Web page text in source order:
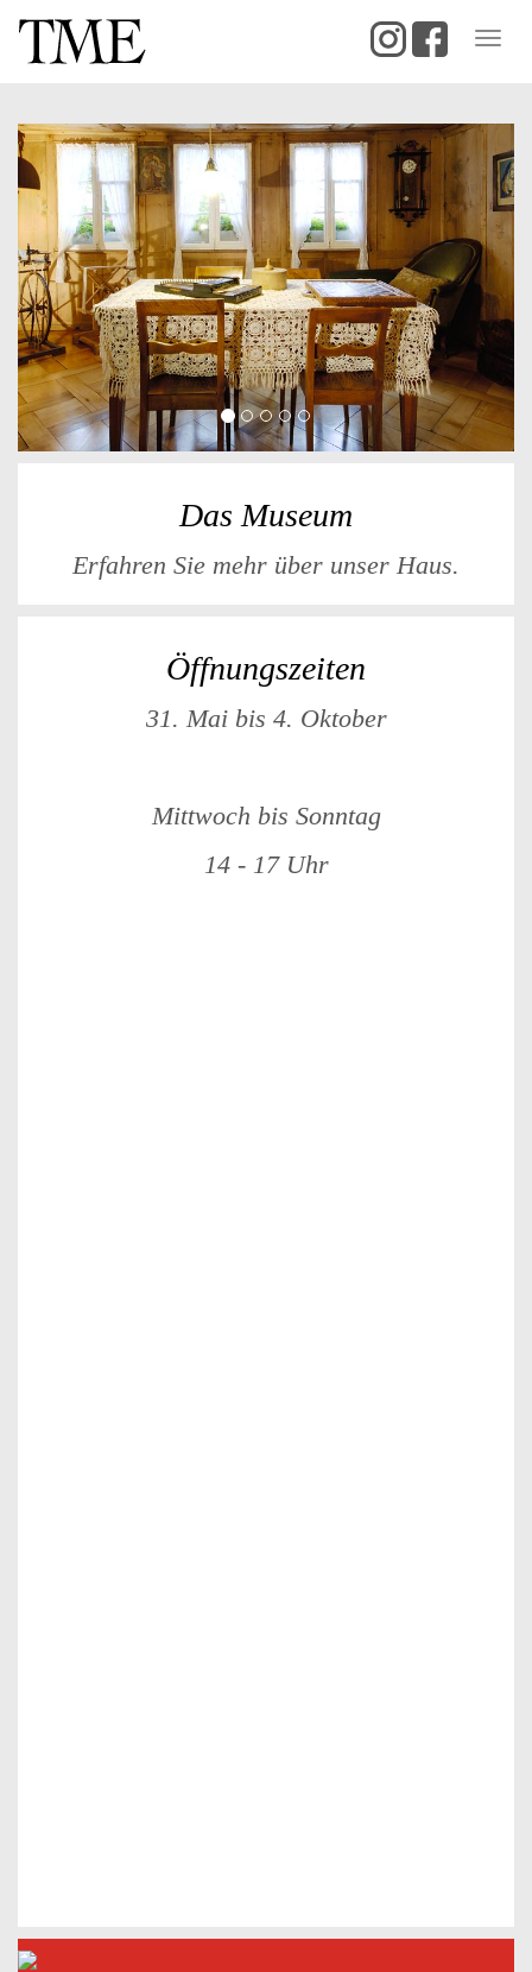
Das Museum
Erfahren Sie mehr über unser Haus.
Öffnungszeiten
31. Mai bis 4. Oktober
Mittwoch bis Sonntag
14 - 17 Uhr